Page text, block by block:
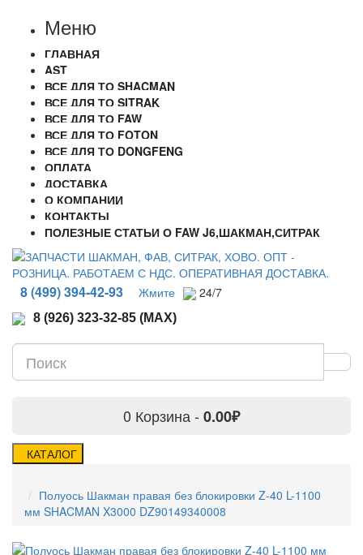
Меню
ГЛАВНАЯ
AST
ВСЕ ДЛЯ ТО SHACMAN
ВСЕ ДЛЯ ТО SITRAK
ВСЕ ДЛЯ ТО FAW
ВСЕ ДЛЯ ТО FOTON
ВСЕ ДЛЯ ТО DONGFENG
ОПЛАТА
ДОСТАВКА
О КОМПАНИИ
КОНТАКТЫ
ПОЛЕЗНЫЕ СТАТЬИ О FAW J6,ШАКМАН,СИТРАК
8 (499) 394-42-93 Жмите 24/7
8 (926) 323-32-85 (MAX)
0 Корзина - 0.00₽
КАТАЛОГ
Полуось Шакман правая без блокировки Z-40 L-1100
мм SHACMAN X3000 DZ90149340008